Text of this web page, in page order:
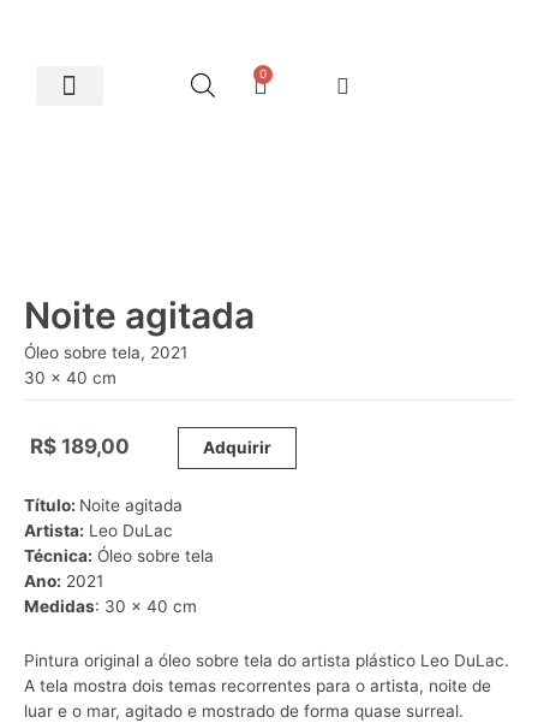
0
Noite agitada
Óleo sobre tela, 2021
30 x 40 cm
R$ 189,00 Adquirir
Título: Noite agitada
Artista: Leo DuLac
Técnica: Óleo sobre tela
Ano: 2021
Medidas: 30 x 40 cm
Pintura original a óleo sobre tela do artista plástico Leo DuLac.
A tela mostra dois temas recorrentes para o artista, noite de
luar e o mar, agitado e mostrado de forma quase surreal.